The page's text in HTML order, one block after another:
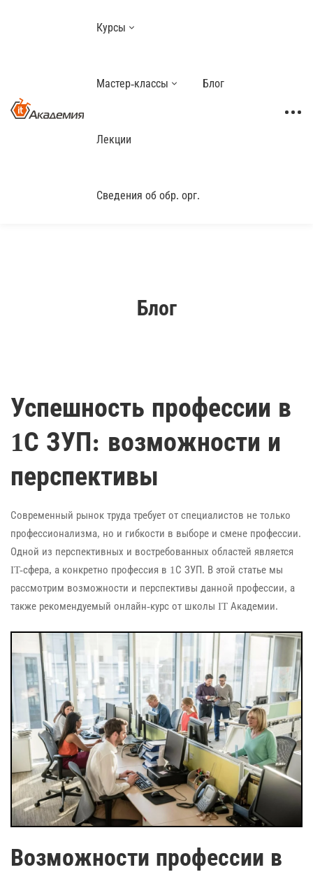
Курсы
Мастер-классы Блог
Лекции
Сведения об обр. орг.
Блог
Успешность профессии в
1С ЗУП: возможности и
перспективы
Современный рынок труда требует от специалистов не только
профессионализма, но и гибкости в выборе и смене профессии.
Одной из перспективных и востребованных областей является
IT-сфера, а конкретно профессия в 1С ЗУП. В этой статье мы
рассмотрим возможности и перспективы данной профессии, а
также рекомендуемый онлайн-курс от школы IT Академии.
Возможности профессии в